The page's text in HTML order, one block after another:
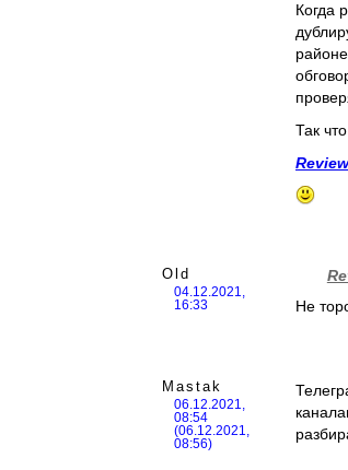
Когда
Так
Old
04.12.2021,
16:33
Не
Mastak
06.12.2021,
08:54
(06.12.2021,
08:56)